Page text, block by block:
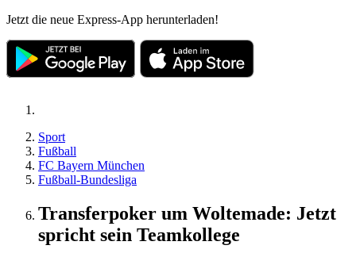
Jetzt die neue Express-App herunterladen!
Sport
Fußball
FC Bayern München
Fußball-Bundesliga
Transferpoker um Woltemade: Jetzt
spricht sein Teamkollege